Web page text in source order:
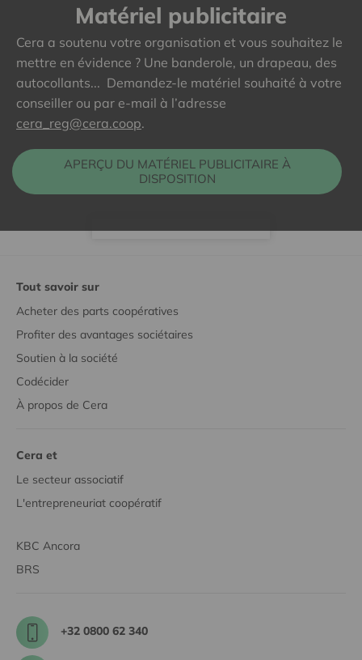
Matériel publicitaire
Cera a soutenu votre organisation et vous souhaitez le
mettre en évidence ? Une banderole, un drapeau, des
autocollants... Demandez-le matériel souhaité à votre
conseiller ou par e-mail à l’adresse
cera_reg@cera.coop.
APERÇU DU MATÉRIEL PUBLICITAIRE À
DISPOSITION
Tout savoir sur
Acheter des parts coopératives
Profiter des avantages sociétaires
Soutien à la société
Codécider
À propos de Cera
Cera et
Le secteur associatif
L'entrepreneuriat coopératif
KBC Ancora
BRS
+32 0800 62 340